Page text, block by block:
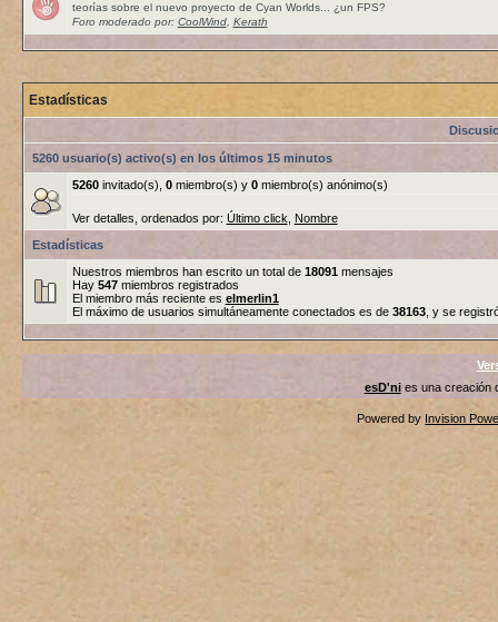
teorías sobre el nuevo proyecto de Cyan Worlds... ¿un FPS?
Foro moderado por: CoolWind, Kerath
Estadísticas
5260 usuario(s) activo(s) en los últimos 15 minutos
5260invitado(s), 0miembro(s) y 0miembro(s) anónimo(s)
Ver detalles, ordenados por: Último click
Nombre
Estadísticas
Nuestros miembros han escrito un total de 18091mensajes
Hay 547miembros registrados
El miembro más reciente es elmerlin1
El máximo de usuarios simultáneamente conectados es de 38163, y se
esD'nies una creación
Powered by Invision